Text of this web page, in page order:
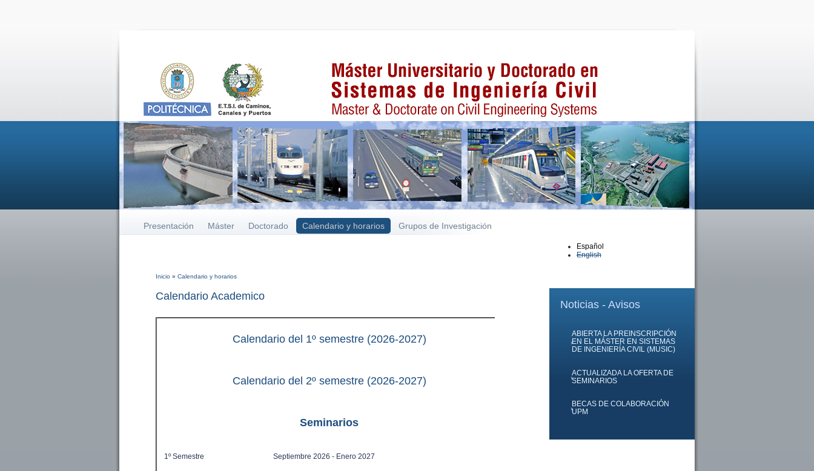
Presentación Máster Doctorado Calendario y horarios Grupos de Investigación
Inicio » Calendario y horarios
Calendario Academico
Calendario del 1º semestre (2026-2027)
Calendario del 2º semestre (2026-2027)
Seminarios
1º Semestre Septiembre 2026 - Enero 2027
Español
English
Noticias - Avisos
ABIERTA LA PREINSCRIPCIÓN
EN EL MÁSTER EN SISTEMAS
DE INGENIERÍA CIVIL (MUSIC)
ACTUALIZADA LA OFERTA DE
SEMINARIOS
BECAS DE COLABORACIÓN
UPM